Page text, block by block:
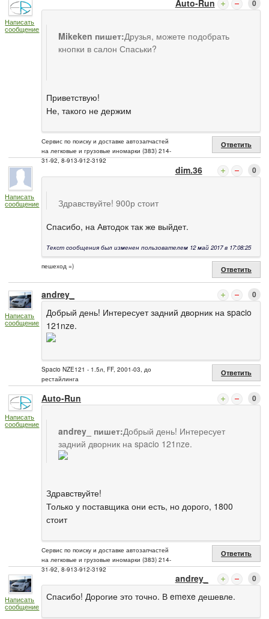
Написать
сообщение
Auto-Run 0
Mikeken пишет:Друзья, можете подобрать
кнопки в салон Спаськи?
Приветствую!
Не, такого не держим
Сервис по поиску и доставке автозапчастей
на легковые и грузовые иномарки (383) 214-
31-92, 8-913-912-3192
Ответить
Написать
сообщение
dim.36 0
Здравствуйте! 900р стоит
Спасибо, на Автодок так же выйдет.
Текст сообщения был изменен пользователем 12 май 2017 в 17:08:25
пешеход =) Ответить
Написать
сообщение
andrey_ 0
Добрый день! Интересует задний дворник на spacio
121nze.
Spacio NZE121 - 1.5л, FF, 2001-03, до
рестайлинга
Ответить
Написать
сообщение
Auto-Run 0
andrey_ пишет:Добрый день! Интересует
задний дворник на spacio 121nze.
Здравствуйте!
Только у поставщика они есть, но дорого, 1800
стоит
Сервис по поиску и доставке автозапчастей
на легковые и грузовые иномарки (383) 214-
31-92, 8-913-912-3192
Ответить
Написать
сообщение
andrey_ 0
Спасибо! Дорогие это точно. В emexe дешевле.